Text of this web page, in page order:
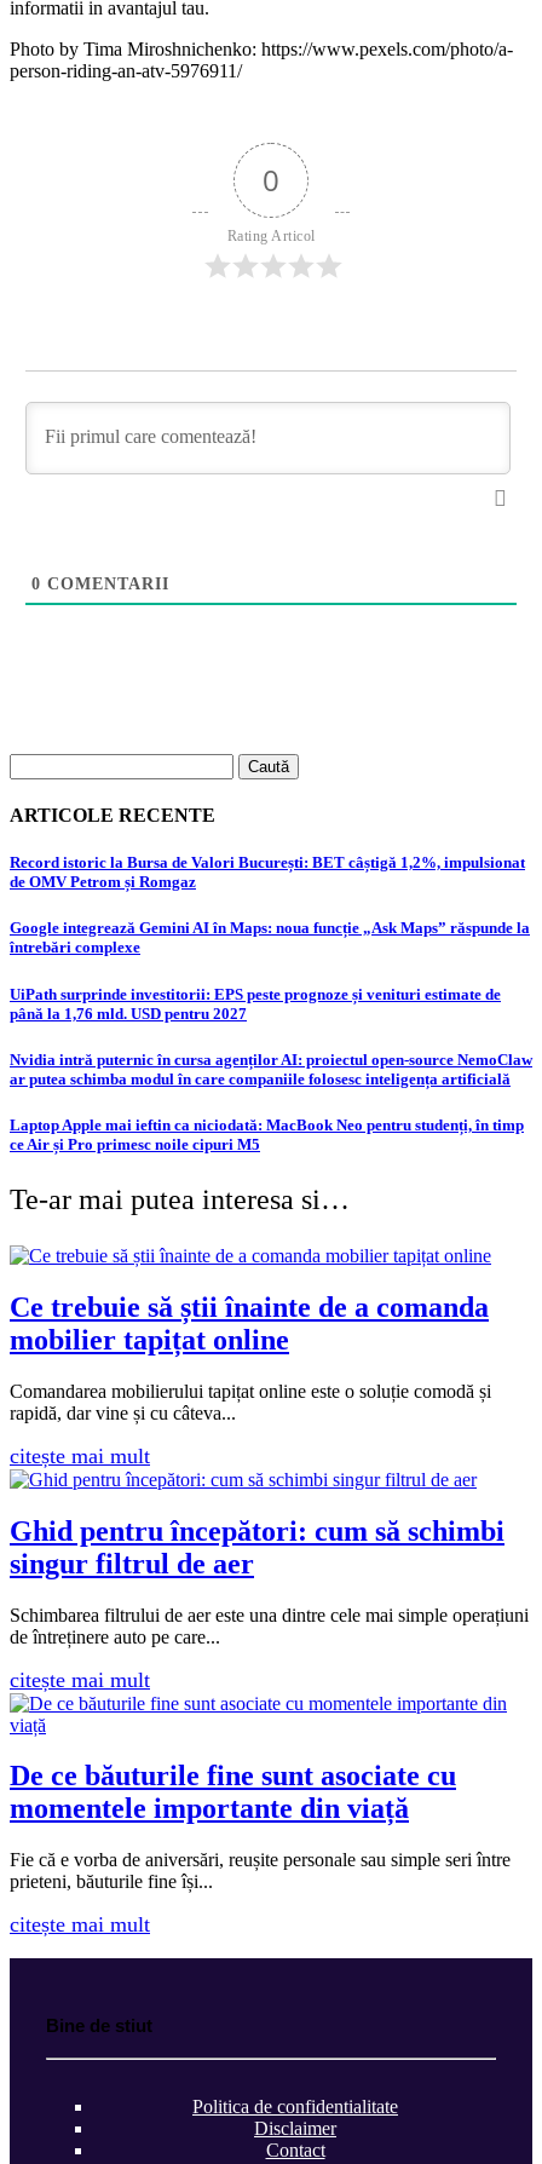
informatii in avantajul tau.
Photo by Tima Miroshnichenko: https://www.pexels.com/photo/a-
person-riding-an-atv-5976911/
0
Rating Articol
0 COMENTARII
după:
ARTICOLE RECENTE
Record istoric la Bursa de Valori București: BET câștigă 1,2%, impulsionat
de OMV Petrom și Romgaz
Google integrează Gemini AI în Maps: noua funcție „Ask Maps” răspunde la
întrebări complexe
UiPath surprinde investitorii: EPS peste prognoze și venituri estimate de
până la 1,76 mld. USD pentru 2027
Nvidia intră puternic în cursa agenților AI: proiectul open-source NemoClaw
ar putea schimba modul în care companiile folosesc inteligența artificială
Laptop Apple mai ieftin ca niciodată: MacBook Neo pentru studenți, în timp
ce Air și Pro primesc noile cipuri M5
Te-ar mai putea interesa si…
Ce trebuie să știi înainte de a comanda
mobilier tapițat online
Comandarea mobilierului tapițat online este o soluție comodă și
rapidă, dar vine și cu câteva...
citește mai mult
Ghid pentru începători: cum să schimbi
singur filtrul de aer
Schimbarea filtrului de aer este una dintre cele mai simple operațiuni
de întreținere auto pe care...
citește mai mult
De ce băuturile fine sunt asociate cu
momentele importante din viață
Fie că e vorba de aniversări, reușite personale sau simple seri între
prieteni, băuturile fine își...
citește mai mult
Bine de stiut
Politica de confidentialitate
Disclaimer
Contact